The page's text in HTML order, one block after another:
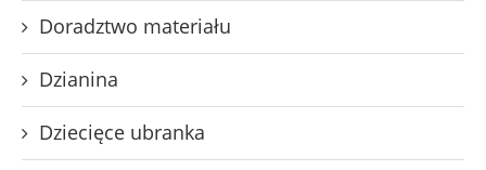
Doradztwo materiału
Dzianina
Dziecięce ubranka